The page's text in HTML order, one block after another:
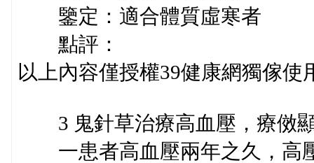
鑒定：適合體質虛寒者
點評：
以上內容僅授權39健康網獨傢
3 鬼針草治療高血壓，療傚
一患者高血壓兩年之久，高